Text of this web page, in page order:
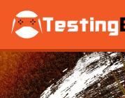
Zum Hauptinhalt springen